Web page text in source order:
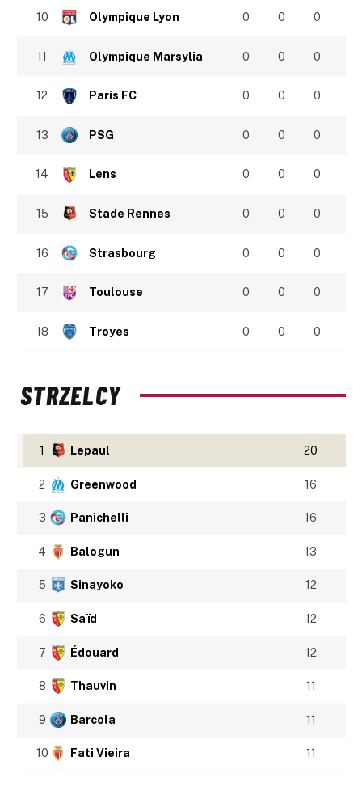
10 Olympique Lyon 0 0 0
11 Olympique Marsylia 0 0 0
12 Paris FC 0 0 0
13 PSG 0 0 0
14 Lens 0 0 0
15 Stade Rennes 0 0 0
16 Strasbourg 0 0 0
17 Toulouse 0 0 0
18 Troyes 0 0 0
STRZELCY
1 Lepaul 20
2 Greenwood 16
3 Panichelli 16
4 Balogun 13
5 Sinayoko 12
6 Saïd 12
7 Édouard 12
8 Thauvin 11
9 Barcola 11
10 Fati Vieira 11